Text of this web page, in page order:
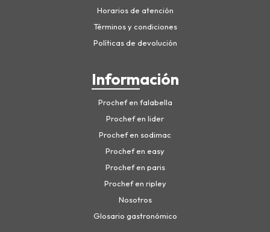
Horarios de atención
Términos y condiciones
Políticas de devolución
Información
Prochef en falabella
Prochef en lider
Prochef en sodimac
Prochef en easy
Prochef en paris
Prochef en ripley
Nosotros
Glosario gastronómico